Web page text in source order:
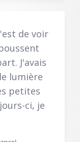
de voir
J'avais
lumière
petites
ci, je